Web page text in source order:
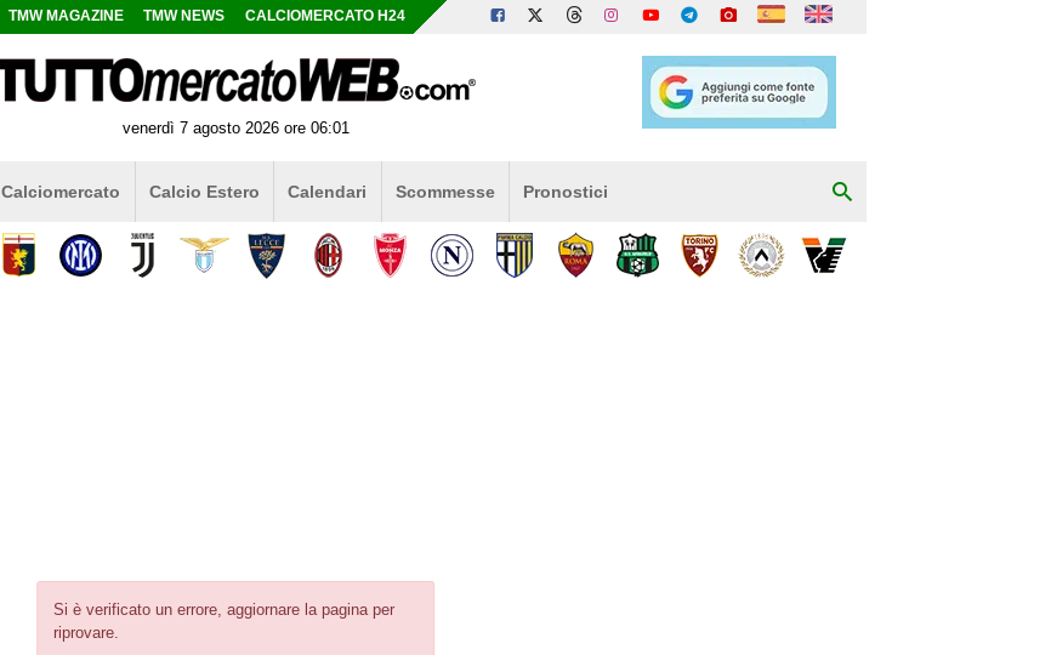
Si è verificato un errore, aggiornare la pagina per
riprovare.
TMW MAGAZINE TMW NEWS CALCIOMERCATO H24
venerdì 7 agosto 2026 ore 06:01
Calciomercato Calcio Estero Calendari Scommesse Pronostici